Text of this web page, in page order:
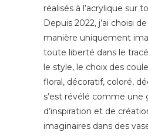
réalisés à l’acrylique sur
Depuis 2022, j’ai choisi
manière uniquement
toute liberté dans le
le style, le choix des
floral, décoratif, coloré,
s’est révélé comme une
d’inspiration et de
imaginaires dans des